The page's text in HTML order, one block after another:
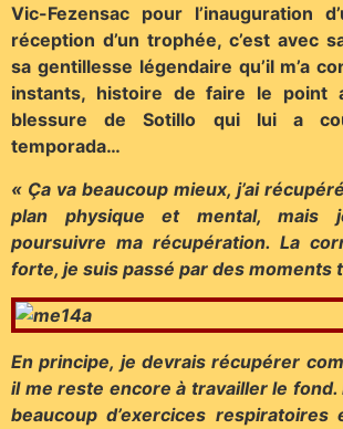
Vic-Fezensac pour l’inauguration
réception d’un trophée, c’est avec
sa gentillesse légendaire qu’il m’a
instants, histoire de faire le point
blessure de Sotillo qui lui a
temporada…
« Ça va beaucoup mieux, j’ai
plan physique et mental, mais
poursuivre ma récupération. La
forte, je suis passé par des moments
En principe, je devrais récupérer
il me reste encore à travailler le fond.
beaucoup d’exercices